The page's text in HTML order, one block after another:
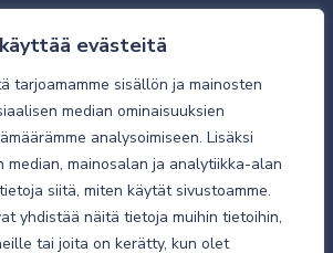
evästeitä
tarjoamamme sisällön ja mainosten
median ominaisuuksien
analysoimiseen. Lisäksi
median, mainosalan ja analytiikka-alan
siitä, miten käytät sivustoamme.
yhdistää näitä tietoja muihin tietoihin,
tai joita on kerätty, kun olet
ehdot